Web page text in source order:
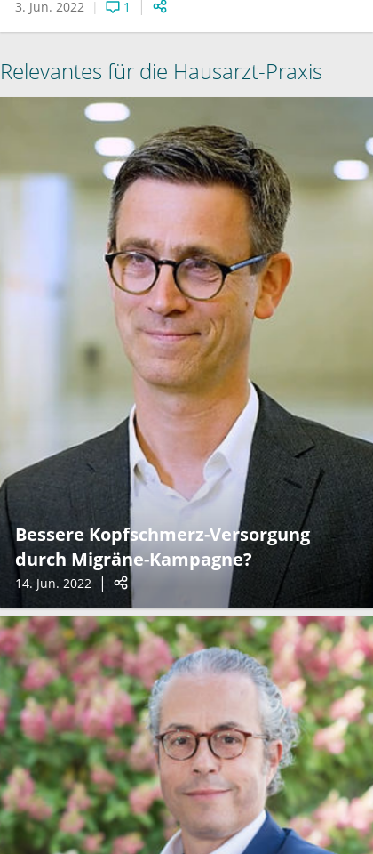
3. Jun. 2022 1
Relevantes für die Hausarzt-Praxis
Bessere Kopfschmerz-Versorgung
durch Migräne-Kampagne?
14. Jun. 2022